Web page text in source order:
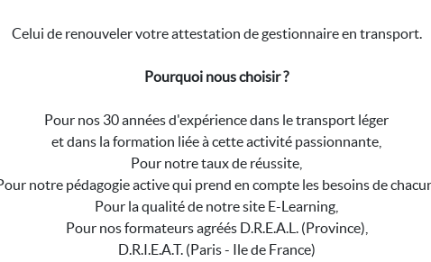
Celui de renouveler votre attestation de gestionnaire en transport.
Pourquoi nous choisir ?
Pour nos 30 années d'expérience dans le transport léger
et dans la formation liée à cette activité passionnante,
Pour notre taux de réussite,
notre pédagogie active qui prend en compte les besoins de
Pour la qualité de notre site E-Learning,
Pour nos formateurs agréés D.R.E.A.L. (Province),
D.R.I.E.A.T. (Paris - Ile de France)